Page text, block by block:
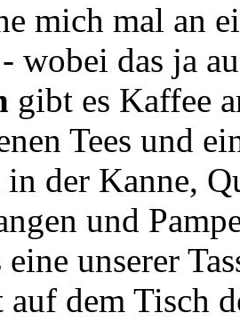
mich mal an
wobei das ja
gibt es Kaffee
Tees und
in der Kanne,
und
eine unserer
dem Tisch